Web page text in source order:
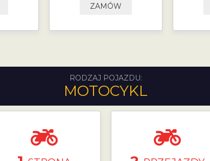
ZAMÓW
RODZAJ POJAZDU:
MOTOCYKL